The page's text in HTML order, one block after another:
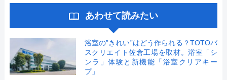
あわせて読みたい
浴室の”きれい”はどう作られる？TOTOバ
スクリエイト佐倉工場を取材。浴室「シ
ンラ」体験と新機能「浴室クリアキー
プ」